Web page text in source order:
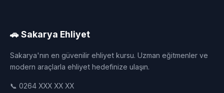
🚗 Sakarya Ehliyet
Sakarya'nın en güvenilir ehliyet kursu. Uzman eğitmenler ve
modern araçlarla ehliyet hedefinize ulaşın.
📞 0264 XXX XX XX